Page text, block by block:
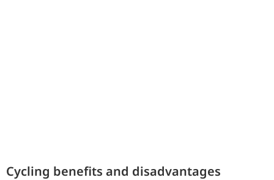
Cycling benefits and disadvantages